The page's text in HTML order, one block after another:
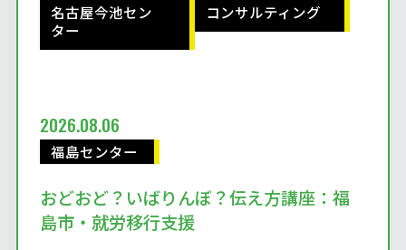
名古屋今池セン
ター
コンサルティング
2026.08.06
福島センター
おどおど？いばりんぼ？伝え方講座：福
島市・就労移行支援